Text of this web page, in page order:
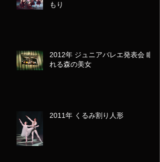
もり
2012年 ジュニアバレエ発表会 眠
れる森の美女
2011年 くるみ割り人形